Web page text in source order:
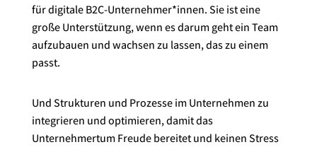
für digitale B2C-Unternehmer*innen. Sie ist eine
große Unterstützung, wenn es darum geht ein Team
aufzubauen und wachsen zu lassen, das zu einem
passt.
Und Strukturen und Prozesse im Unternehmen zu
integrieren und optimieren, damit das
Unternehmertum Freude bereitet und keinen Stress